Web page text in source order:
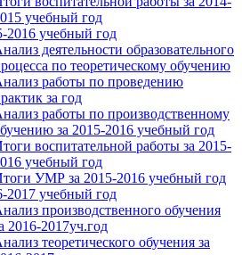
учебный год
2016 учебный год
деятельности образовательного
по теоретическому обучению
работы по проведению
за год
работы по производственному
за 2015-2016 учебный год
воспитательной работы за 2015-
учебный год
УМР за 2015-2016 учебный год
2017 учебный год
производственного обучения
2016-2017уч.год
теоретического обучения за